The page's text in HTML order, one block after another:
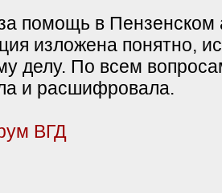
помощь в Пензенском
изложена понятно,
делу. По всем
и расшифровала.
ВГД